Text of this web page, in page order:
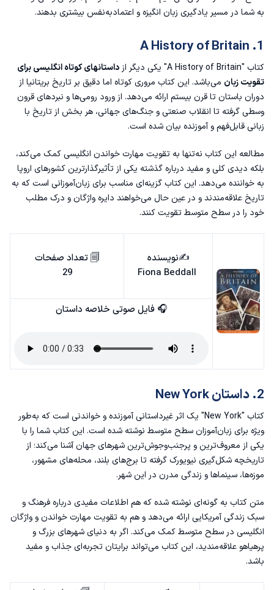
به شما در مسیر یادگیری زبان انگیزه و اعتمادبه‌نفس بیشتری بدهند.
1. A History of Britain
کتاب "A History of Britain" یکی دیگر از
داستانهای کوتاه انگلیسی برای
تقویت زبان می‌باشد. این کتاب مروری کوتاه اما دقیق بر تاریخ بریتانیا از
دوران باستان تا قرن بیستم ارائه می‌دهد. از ورود رومی‌ها و نبردهای قرون
وسطی گرفته تا انقلاب صنعتی و جنگ‌های جهانی، هر بخش از تاریخ با
زبانی قابل‌فهم و آموزنده بیان شده است.
مطالعه این کتاب نه‌تنها به تقویت مهارت خواندن انگلیسی کمک می‌کند،
بلکه دیدی کلی و مفید درباره‌ گذشته‌ یکی از تأثیرگذارترین کشورهای اروپا
به خواننده می‌دهد. این کتاب گزینه‌ای مناسب برای زبان‌آموزانی است که به
تاریخ علاقه‌مندند و در عین حال می‌خواهند دایره واژگان و درک مطلب
خود را در سطح متوسط تقویت کنند.
✍️نویسنده
🗐 تعداد صفحات
29
🎧 فایل صوتی خلاصه داستان
2. داستان New York
کتاب "New York" یک اثر غیرداستانی آموزنده و خواندنی است که به‌طور
ویژه برای زبان‌آموزان سطح متوسط نوشته شده است. این کتاب شما را با
یکی از معروف‌ترین و پرجنب‌وجوش‌ترین شهرهای جهان آشنا می‌کند؛ از
تاریخچه شکل‌گیری نیویورک گرفته تا برج‌های بلند، محله‌های مشهور،
موزه‌ها، سینماها و زندگی مدرن در این شهر.
متن کتاب به گونه‌ای نوشته شده که هم اطلاعات مفیدی درباره فرهنگ و
سبک زندگی آمریکایی ارائه می‌دهد و هم به تقویت مهارت خواندن و واژگان
انگلیسی در سطح متوسط کمک می‌کند. اگر به دنیای شهرهای بزرگ و
پرهیاهو علاقه‌مندید، این کتاب می‌تواند برایتان تجربه‌ای جذاب و مفید
باشد.